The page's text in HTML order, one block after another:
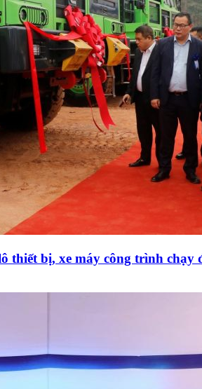
thiết bị, xe máy công trình chạy